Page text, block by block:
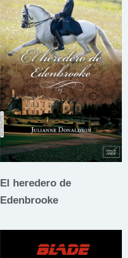
El heredero de
Edenbrooke